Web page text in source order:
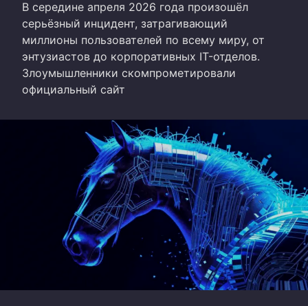
В середине апреля 2026 года произошёл
серьёзный инцидент, затрагивающий
миллионы пользователей по всему миру, от
энтузиастов до корпоративных IT-отделов.
Злоумышленники скомпрометировали
официальный сайт